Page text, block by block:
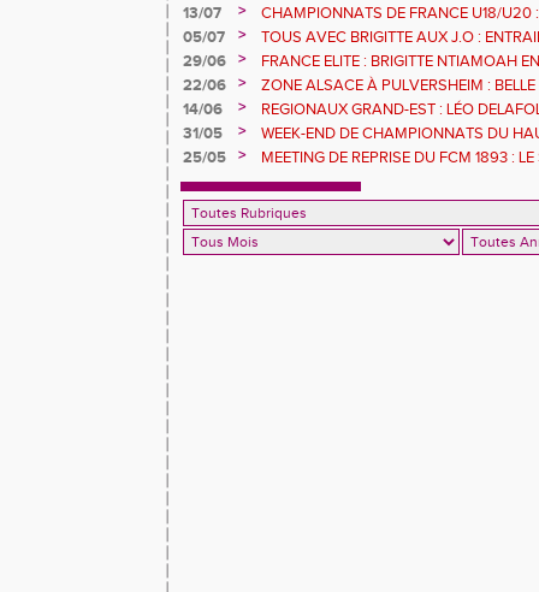
13/07
>
CHAMPIONNATS DE FRANCE U18/U20
RECORD
05/07 >
TOUS AVEC BRIGITTE AUX J.O :
L'ILL JEUDI 8 JUILLET
29/06 >
FRANCE ELITE : BRIGITTE NTIAMOAH
DEUXIEMES JO
22/06 >
ZONE ALSACE À PULVERSHEIM :
14/06
>
REGIONAUX GRAND-EST : LÉO
GOMAS S'ENVOLE
31/05 >
WEEK-END DE CHAMPIONNATS DU
POUR LES ATHLÈTES DU FCM
25/05 > MEETING DE REPRISE DU FCM 1893 :